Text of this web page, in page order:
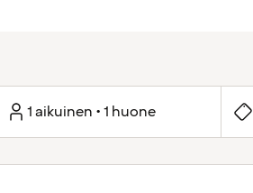
1 aikuinen • 1 huone